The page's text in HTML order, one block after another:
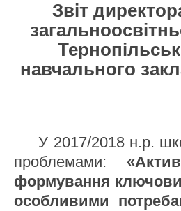
Звіт
навчального
У 2017/2018 н.р.
проблемами:
формування
особливими